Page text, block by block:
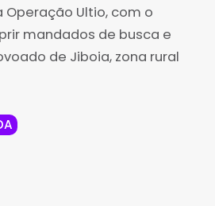
Ultio, com o
mandados de busca e
de Jiboia, zona rural